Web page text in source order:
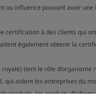
ou influence pouvant avoir
à des clients qui
également obtenir la
tient le rôle
qui aident les entreprises du
produits, les produits